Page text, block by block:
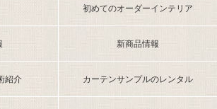
初めてのオーダーインテリア
新商品情報
紹介 カーテンサンプルのレンタル